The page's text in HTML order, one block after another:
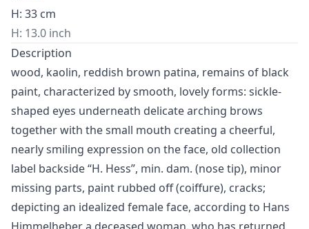
H: 33 cm
H: 13.0 inch
Description
wood, kaolin, reddish brown patina, remains of black
paint, characterized by smooth, lovely forms: sickle-
shaped eyes underneath delicate arching brows
together with the small mouth creating a cheerful,
nearly smiling expression on the face, old collection
label backside “H. Hess”, min. dam. (nose tip), minor
missing parts, paint rubbed off (coiffure), cracks;
depicting an idealized female face, according to Hans